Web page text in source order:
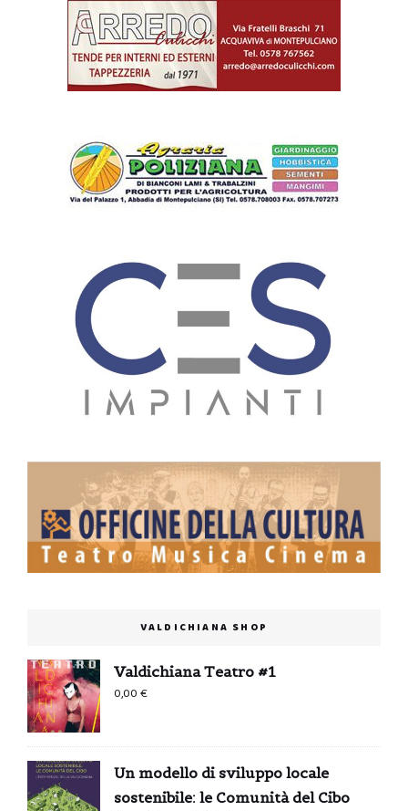
VALDICHIANA SHOP
Valdichiana Teatro #1
0,00€
Un modello di sviluppo locale
sostenibile: le Comunità del Cibo